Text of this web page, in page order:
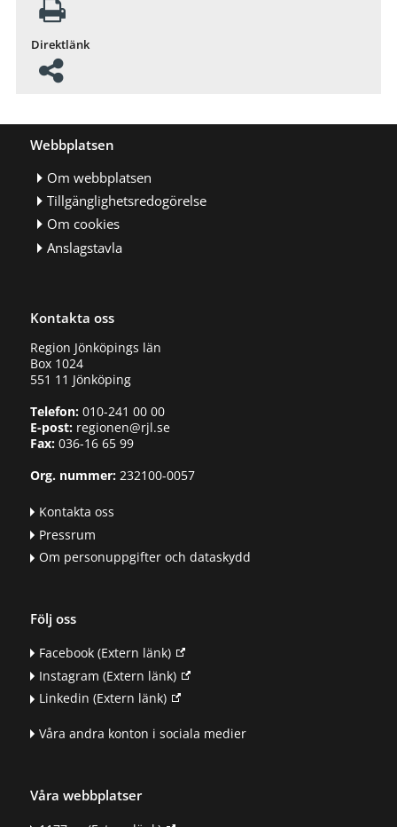
Direktlänk
Webbplatsen
Om webbplatsen
Tillgänglighetsredogörelse
Om cookies
Anslagstavla
Kontakta oss
Region Jönköpings län
Box 1024
551 11 Jönköping
Telefon:010-241 00 00
E-post:regionen@rjl.se
Fax: 036-16 65 99
Org. nummer:232100-0057
Kontakta oss
Pressrum
Om personuppgifter och dataskydd
Följ oss
Facebook(Extern länk)
Instagram (Extern länk)
Linkedin (Extern länk)
Våra andra konton i sociala medier
Våra webbplatser